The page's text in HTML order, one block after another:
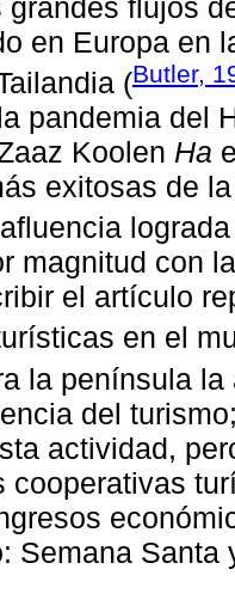
en Europa en
(Butler,
pandemia del
Koolen Ha
exitosas de
magnitud con
el artículo
en el
la península
del
actividad,
cooperativas
Semana